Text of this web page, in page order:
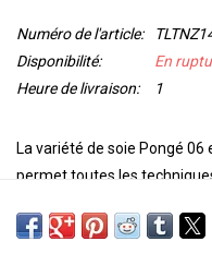
Numéro de l'article:
Disponibilité:
En
Heure de livraison:
1
La variété de soie Pongé
permet toutes les
parfaitement dans toutes